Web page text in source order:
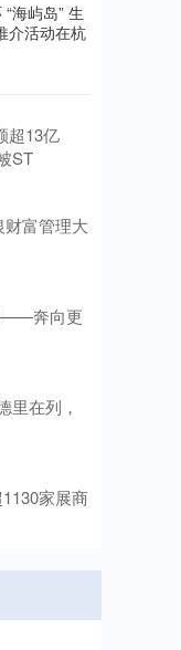
海屿岛” 生
介活动在杭
超13亿
ST
富管理大
——奔向更
里在列，
家展商